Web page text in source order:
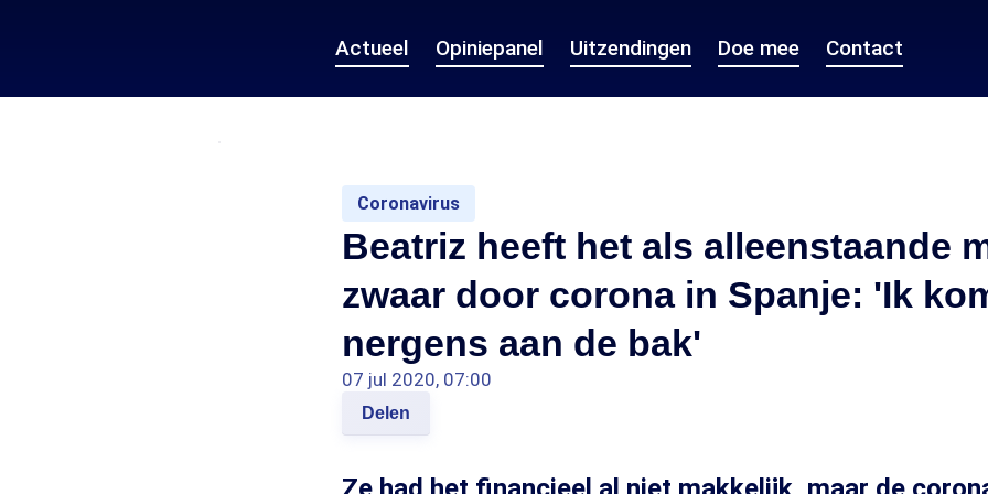
Actueel Opiniepanel Uitzendingen Doe mee Contact
Coronavirus
Beatriz heeft het als alleenstaande
zwaar door corona in Spanje: 'Ik
nergens aan de bak'
07 jul 2020, 07:00
Delen